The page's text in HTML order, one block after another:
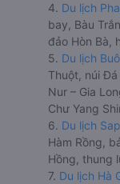
4. Du lịch
bay, Bàu
đảo Hòn Bà,
5. Du lịch
Thuột, núi
Nur – Gia
Chư Yang
6. Du lịch
Hàm Rồng,
Hồng, thung
7. Du lịch Hà